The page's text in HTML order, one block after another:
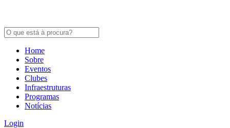
Home
Sobre
Eventos
Clubes
Infraestruturas
Programas
Notícias
Login